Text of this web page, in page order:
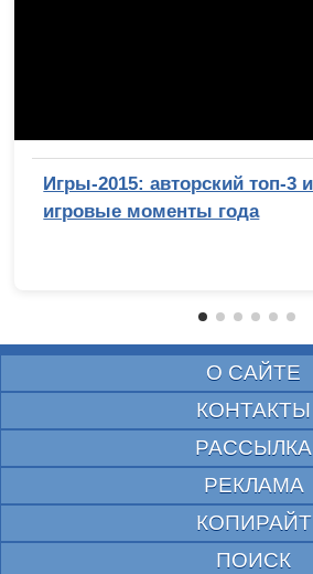
Игры-2015: авторский топ-3
игровые моменты года
О САЙТЕ
КОНТАКТЫ
РАССЫЛКА
РЕКЛАМА
КОПИРАЙТ
ПОИСК